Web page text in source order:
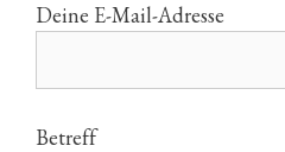
Deine E-Mail-Adresse
Betreff